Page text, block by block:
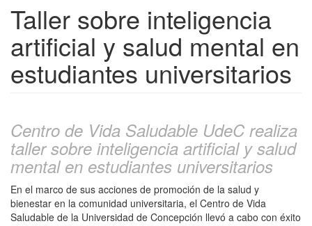
Taller sobre inteligencia
artificial y salud mental en
estudiantes universitarios
Centro de Vida Saludable UdeC realiza
taller sobre inteligencia artificial y salud
mental en estudiantes universitarios
En el marco de sus acciones de promoción de la salud y
bienestar en la comunidad universitaria, el Centro de Vida
Saludable de la Universidad de Concepción llevó a cabo con éxito